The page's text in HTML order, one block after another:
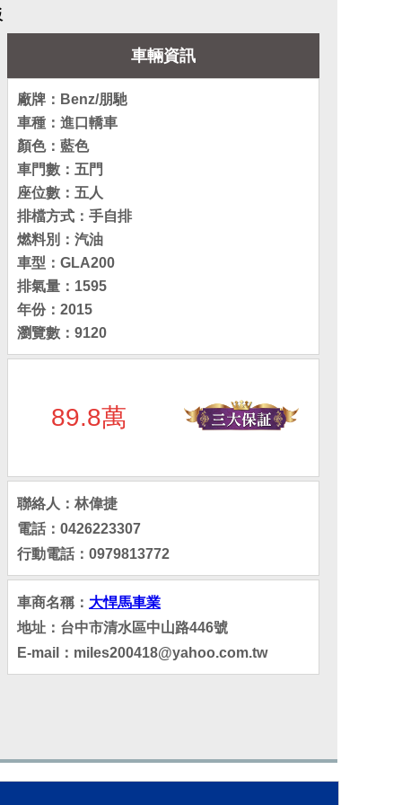
車輛資訊
廠牌：Benz/朋馳
車種：進口轎車
顏色：藍色
車門數：五門
座位數：五人
排檔方式：手自排
燃料別：汽油
車型：GLA200
排氣量：1595
年份：2015
瀏覽數：9120
89.8萬
聯絡人：林偉捷
電話：0426223307
行動電話：0979813772
車商名稱： 大悍馬車業
地址：台中市清水區中山路446號
E-mail：miles200418@yahoo.com.tw